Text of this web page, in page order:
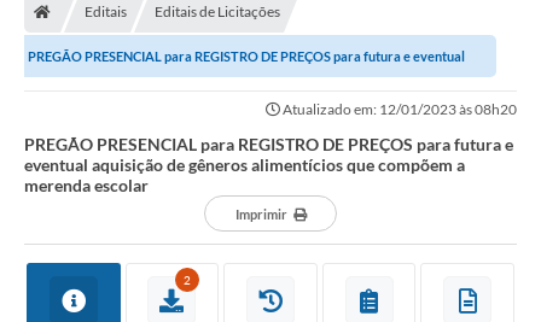
Editais Editais de Licitações
PREGÃO PRESENCIAL para REGISTRO DE PREÇOS para futura e eventual
Atualizado em: 12/01/2023 às 08h20
PREGÃO PRESENCIAL para REGISTRO DE PREÇOS para futura e
eventual aquisição de gêneros alimentícios que compõem a
merenda escolar
Imprimir
2